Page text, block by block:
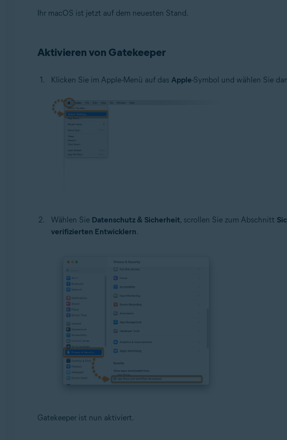
Ihr macOS ist jetzt auf dem neuesten Stand.
Aktivieren von Gatekeeper
Klicken Sie im Apple-Menü auf das Apple-Symbol und wählen Sie
Wählen Sie Datenschutz & Sicherheit, scrollen Sie zum Abschnitt
verifizierten Entwicklern.
Gatekeeper ist nun aktiviert.